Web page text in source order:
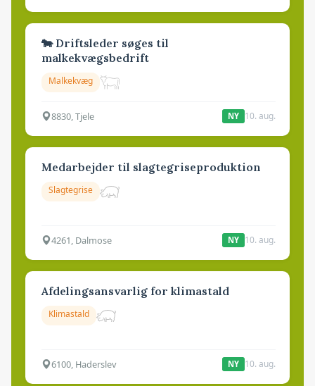
🐄 Driftsleder søges til
malkekvægsbedrift
Malkekvæg
8830, Tjele NY 10. aug.
Medarbejder til slagtegriseproduktion
Slagtegrise
4261, Dalmose NY 10. aug.
Afdelingsansvarlig for klimastald
Klimastald
6100, Haderslev NY 10. aug.